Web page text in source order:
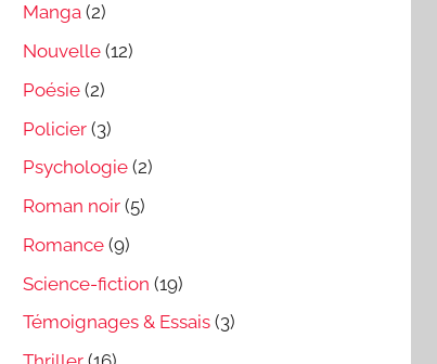
Manga (2)
Nouvelle (12)
Poésie (2)
Policier (3)
Psychologie (2)
Roman noir (5)
Romance (9)
Science-fiction (19)
Témoignages & Essais (3)